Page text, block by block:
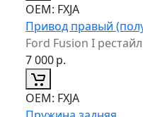
ОЕМ: FXJA
Привод правый
Ford Fusion I
7 000р.
ОЕМ: FXJA